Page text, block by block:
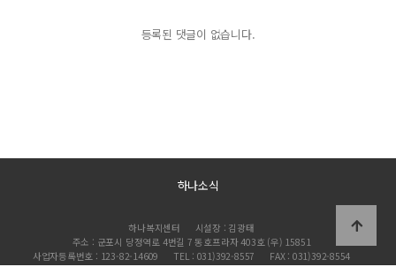
등록된 댓글이 없습니다.
하나소식
하나복지센터
시설장 : 김광태
주소 : 군포시 당정역로 4번길 7 동호프라자 403호 (우) 15851
사업자등록번호 : 123-82-14609
TEL : 031)392-8557
FAX : 031)392-8554